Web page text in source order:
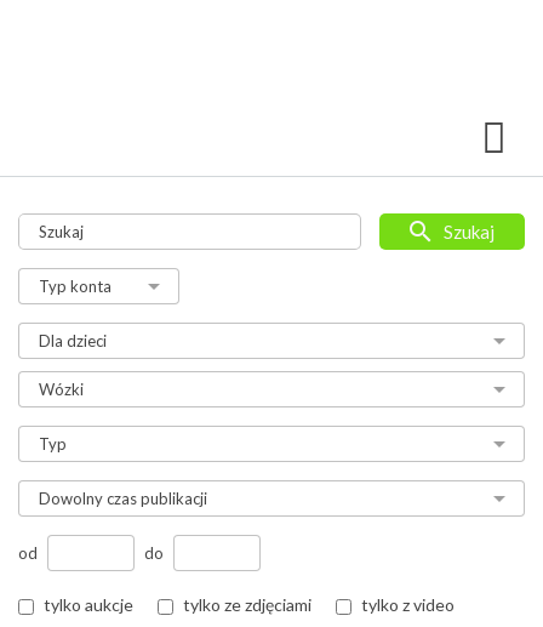
od do
tylko aukcje tylko ze zdjęciami tylko z video
Szukaj